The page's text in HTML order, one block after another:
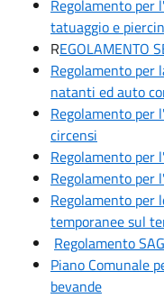
Regolamento
tatuaggio e
REGOLAMENTO
Regolamento per
natanti ed auto
Regolamento per
circensi
Regolamento
Regolamento per
Regolamento
temporanee sul
Regolamento
Piano Comunale
bevande